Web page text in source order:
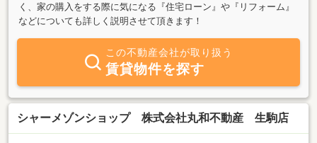
く、家の購入をする際に気になる『住宅ローン』や『リフォーム』
などについても詳しく説明させて頂きます！
この不動産会社が取り扱う
賃貸物件を探す
シャーメゾンショップ 株式会社丸和不動産 生駒店